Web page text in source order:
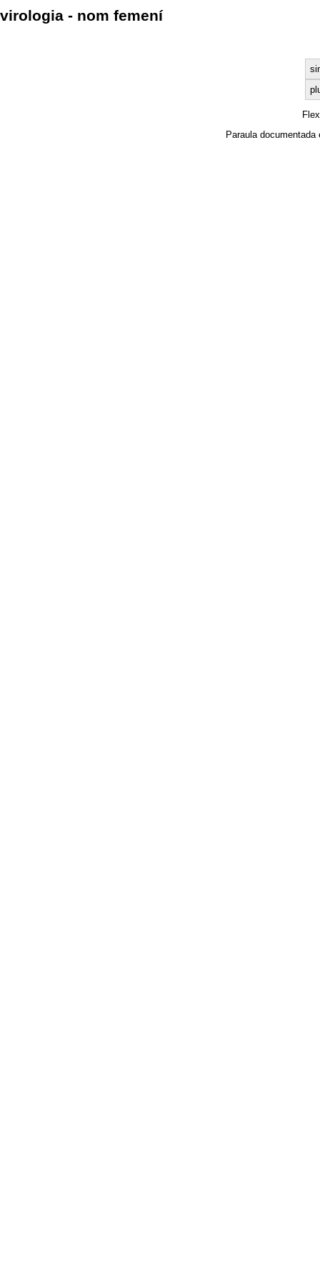
virologia - nom femení
Paraula